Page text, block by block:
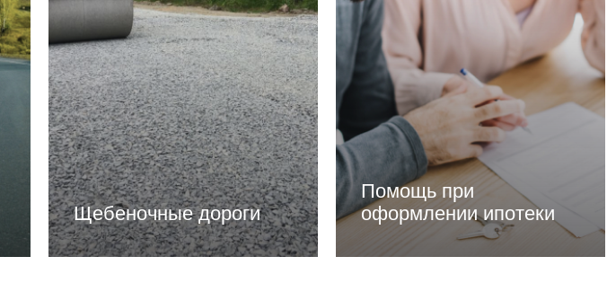
Щебеночные дороги
Помощь при
оформлении ипотеки